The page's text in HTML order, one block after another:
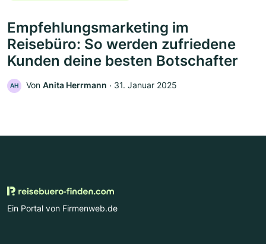
Empfehlungsmarketing im
Reisebüro: So werden zufriedene
Kunden deine besten Botschafter
AH Von Anita Herrmann ‧ 31. Januar 2025
Ein Portal von Firmenweb.de